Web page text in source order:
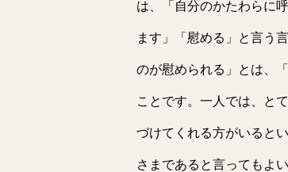
は、「自分のかたわらに
ます」「慰める」と言う
のが慰められる」とは、
ことです。一人では、と
づけてくれる方がいると
さまであると言ってもよ